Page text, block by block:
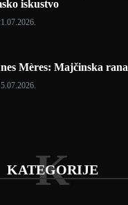
iskustvo
Mères: Majčinska rana
KATEGORIJE
K